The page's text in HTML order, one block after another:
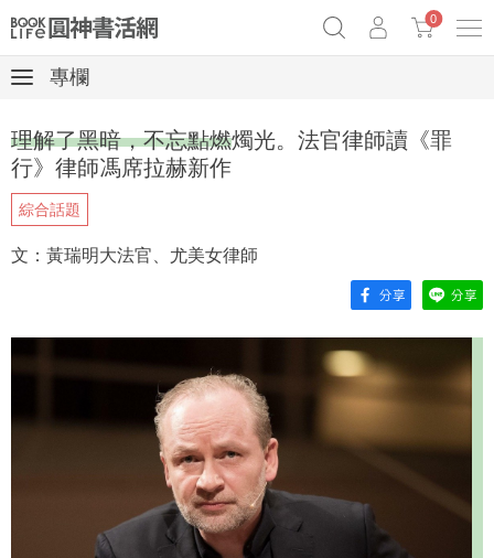
Netflix話題章魚小說！
0
專欄
理解了黑暗，不忘點燃燭光。法官律師讀《罪
行》律師馮席拉赫新作
綜合話題
文：黃瑞明大法官、尤美女律師